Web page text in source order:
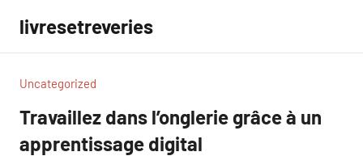
contenu
livresetreveries
Uncategorized
Travaillez dans l’onglerie grâce à un
apprentissage digital